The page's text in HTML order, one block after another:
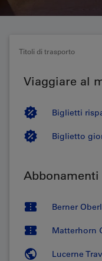
Titoli di trasporto
Viaggiare al
Biglietti
Biglietto
Berner
Matterhorn
Lucerne